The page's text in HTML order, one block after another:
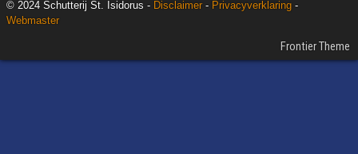
© 2024 Schutterij St. Isidorus - Disclaimer - Privacyverklaring -
Webmaster
Frontier Theme